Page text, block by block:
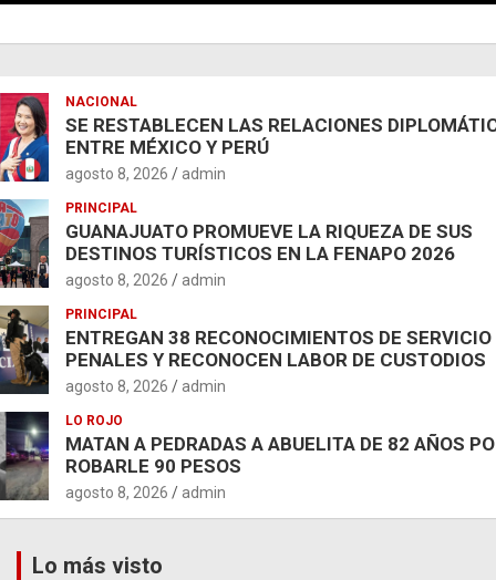
NACIONAL
SE RESTABLECEN LAS RELACIONES
ENTRE MÉXICO Y PERÚ
agosto 8, 2026 admin
PRINCIPAL
GUANAJUATO PROMUEVE LA RIQUEZA DE SUS
DESTINOS TURÍSTICOS EN LA FENAPO 2026
agosto 8, 2026 admin
PRINCIPAL
ENTREGAN 38 RECONOCIMIENTOS DE SERVICIO
PENALES Y RECONOCEN LABOR DE CUSTODIOS
agosto 8, 2026 admin
LO ROJO
MATAN A PEDRADAS A ABUELITA DE 82 AÑOS
ROBARLE 90 PESOS
agosto 8, 2026 admin
Lo más visto